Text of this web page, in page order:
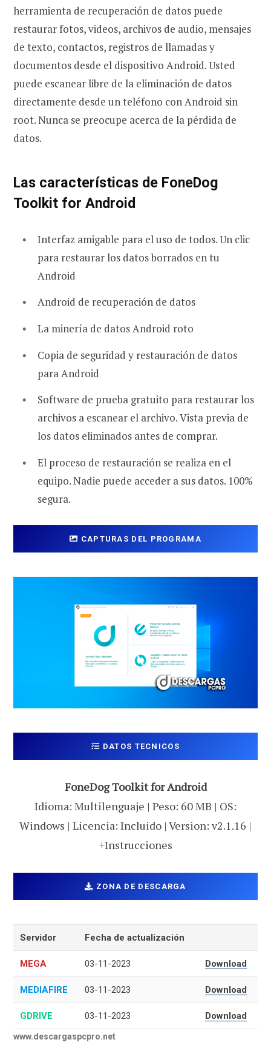
herramienta de recuperación de datos puede
restaurar fotos, videos, archivos de audio, mensajes
de texto, contactos, registros de llamadas y
documentos desde el dispositivo Android. Usted
puede escanear libre de la eliminación de datos
directamente desde un teléfono con Android sin
root. Nunca se preocupe acerca de la pérdida de
datos.
Las características de FoneDog
Toolkit for Android
Interfaz amigable para el uso de todos. Un clic
para restaurar los datos borrados en tu
Android
Android de recuperación de datos
La minería de datos Android roto
Copia de seguridad y restauración de datos
para Android
Software de prueba gratuito para restaurar los
archivos a escanear el archivo. Vista previa de
los datos eliminados antes de comprar.
El proceso de restauración se realiza en el
equipo. Nadie puede acceder a sus datos. 100%
segura.
CAPTURAS DEL PROGRAMA
DATOS TECNICOS
FoneDog Toolkit for Android
Idioma: Multilenguaje | Peso: 60 MB | OS:
Windows | Licencia: Incluido | Version: v2.1.16 |
+Instrucciones
ZONA DE DESCARGA
Servidor Fecha de actualización
MEGA 03-11-2023 Download
MEDIAFIRE 03-11-2023 Download
GDRIVE 03-11-2023 Download
www.descargaspcpro.net